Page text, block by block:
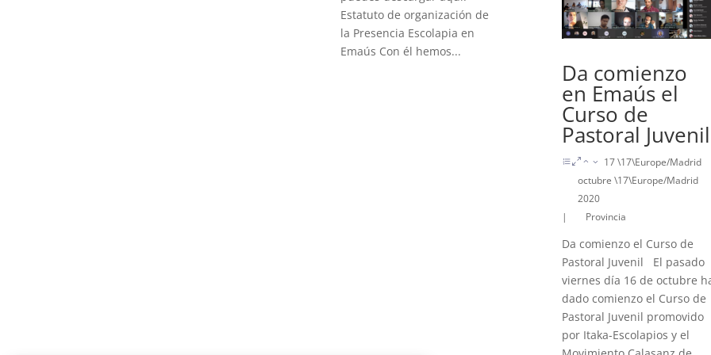
Estatuto de organización de
la Presencia Escolapia en
Emaús Con él hemos...
Da comienzo
en Emaús el
Curso de
Pastoral Juvenil
17 \17\Europe/Madrid
octubre \17\Europe/Madrid
2020
|
Provincia
Da comienzo el Curso de
Pastoral Juvenil El pasado
viernes día 16 de octubre
dado comienzo el Curso de
Pastoral Juvenil promovido
por Itaka-Escolapios y el